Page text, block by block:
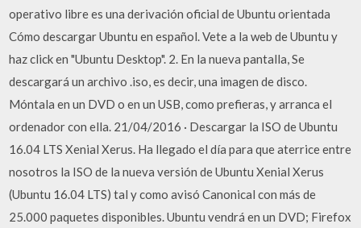
operativo libre es una derivación oficial de Ubuntu orientada
Cómo descargar Ubuntu en español. Vete a la web de Ubuntu y
haz click en "Ubuntu Desktop". 2. En la nueva pantalla, Se
descargará un archivo .iso, es decir, una imagen de disco.
Móntala en un DVD o en un USB, como prefieras, y arranca el
ordenador con ella. 21/04/2016 · Descargar la ISO de Ubuntu
16.04 LTS Xenial Xerus. Ha llegado el día para que aterrice entre
nosotros la ISO de la nueva versión de Ubuntu Xenial Xerus
(Ubuntu 16.04 LTS) tal y como avisó Canonical con más de
25.000 paquetes disponibles. Ubuntu vendrá en un DVD; Firefox